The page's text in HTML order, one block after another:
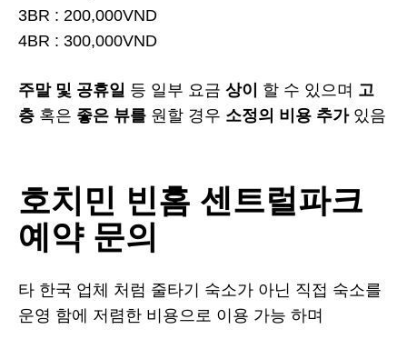
3BR : 200,000VND
4BR : 300,000VND
주말 및 공휴일 등 일부 요금 상이 할 수 있으며 고
층 혹은 좋은 뷰를 원할 경우 소정의 비용 추가있음
호치민 빈홈 센트럴파크
예약 문의
타 한국 업체 처럼 줄타기 숙소가 아닌 직접 숙소를
운영 함에 저렴한 비용으로 이용 가능 하며